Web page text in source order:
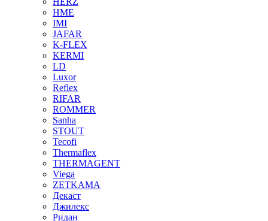
HME
IMI
JAFAR
K-FLEX
KERMI
LD
Luxor
Reflex
RIFAR
ROMMER
Sanha
STOUT
Tecofi
Thermaflex
THERMAGENT
Viega
ZETKAMA
Декаст
Джилекс
Ридан